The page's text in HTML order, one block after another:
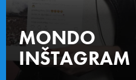
MONDO
INŠTAGRAM